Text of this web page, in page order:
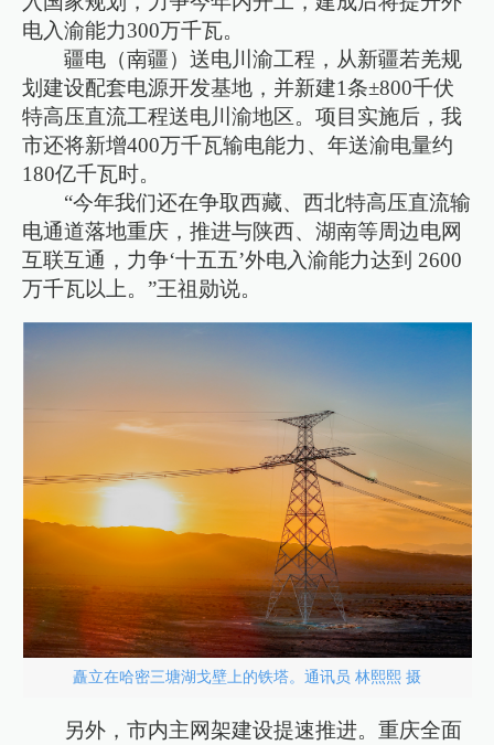
电入渝能力300万千瓦。
疆电（南疆）送电川渝工程，从新疆若羌规
划建设配套电源开发基地，并新建1条±800千伏
特高压直流工程送电川渝地区。项目实施后，我
市还将新增400万千瓦输电能力、年送渝电量约
180亿千瓦时。
“今年我们还在争取西藏、西北特高压直流输
电通道落地重庆，推进与陕西、湖南等周边电网
互联互通，力争‘十五五’外电入渝能力达到 2600
万千瓦以上。”王祖勋说。
矗立在哈密三塘湖戈壁上的铁塔。通讯员 林熙熙 摄
另外，市内主网架建设提速推进。重庆全面